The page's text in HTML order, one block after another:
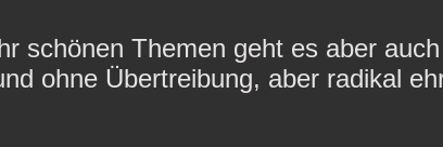
schönen Themen geht es aber
ohne Übertreibung, aber radikal